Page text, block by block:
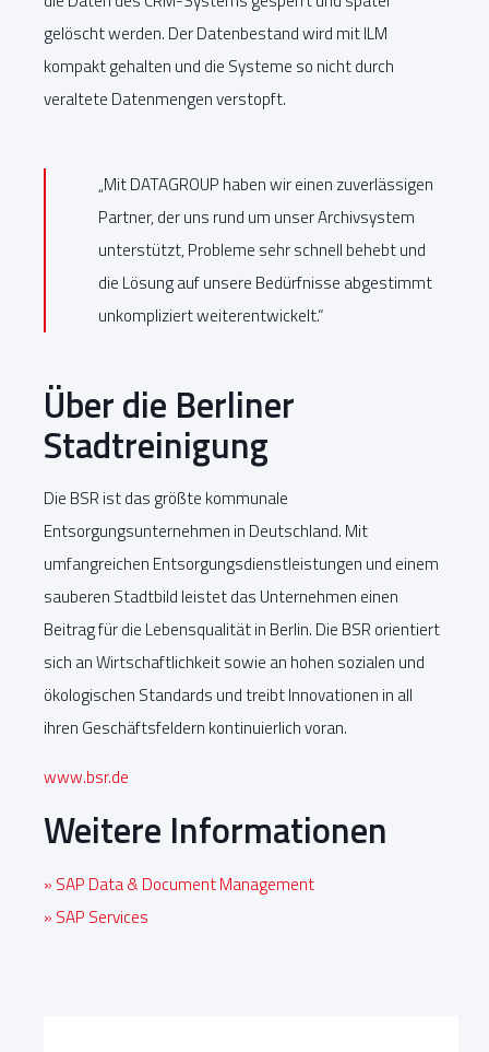
gelöscht werden. Der Datenbestand wird mit ILM
kompakt gehalten und die Systeme so nicht durch
veraltete Datenmengen verstopft.
„Mit DATAGROUP haben wir einen zuverlässigen
Partner, der uns rund um unser Archivsystem
unterstützt, Probleme sehr schnell behebt und
die Lösung auf unsere Bedürfnisse abgestimmt
unkompliziert weiterentwickelt.“
Über die Berliner
Stadtreinigung
Die BSR ist das größte kommunale
Entsorgungsunternehmen in Deutschland. Mit
umfangreichen Entsorgungsdienstleistungen und einem
sauberen Stadtbild leistet das Unternehmen einen
Beitrag für die Lebensqualität in Berlin. Die BSR orientiert
sich an Wirtschaftlichkeit sowie an hohen sozialen und
ökologischen Standards und treibt Innovationen in all
ihren Geschäftsfeldern kontinuierlich voran.
www.bsr.de
Weitere Informationen
» SAP Data & Document Management
» SAP Services